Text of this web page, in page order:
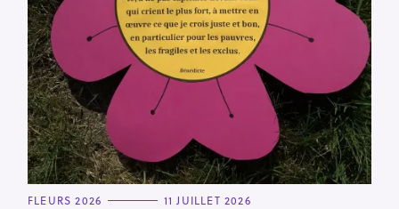
C
FLEURS 2026 11 JUILLET 2026